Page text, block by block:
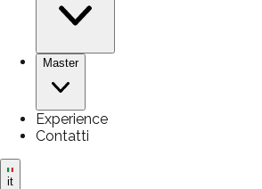
Master
Experience
Contatti
it